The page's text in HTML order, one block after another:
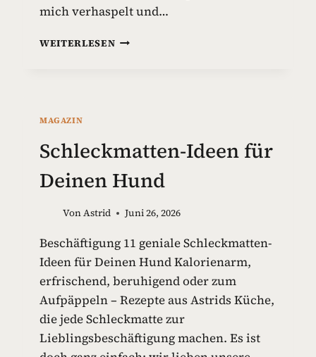
mich verhaspelt und…
WEITERLESENG
F
E
I
H
N
D
E
P
I
E
L
MAGAZIN
Schleckmatten-Ideen für
Deinen Hund
VonAstrid Juni 26, 2026
Beschäftigung 11 geniale Schleckmatten-
Ideen für Deinen Hund Kalorienarm,
erfrischend, beruhigend oder zum
Aufpäppeln – Rezepte aus Astrids Küche,
die jede Schleckmatte zur
Lieblingsbeschäftigung machen. Es ist